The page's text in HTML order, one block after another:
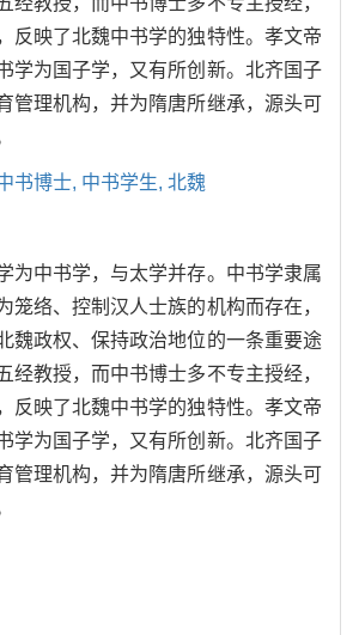
反映了北魏中书学的独特性。孝文帝
学为国子学，又有所创新。北齐国子
管理机构，并为隋唐所继承，源头可
书博士, 中书学生, 北魏
为中书学，与太学并存。中书学隶属
笼络、控制汉人士族的机构而存在，
魏政权、保持政治地位的一条重要途
经教授，而中书博士多不专主授经，
反映了北魏中书学的独特性。孝文帝
学为国子学，又有所创新。北齐国子
管理机构，并为隋唐所继承，源头可